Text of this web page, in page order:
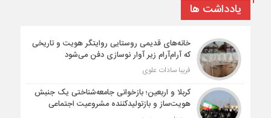
یادداشت ها
خانه‌های قدیمی روستایی روایتگر هویت و تاریخی
که آرام‌آرام زیر آوار نوسازی دفن می‌شود
فریبا سادات علوی
کربلا و اربعین؛ بازخوانی جامعه‌شناختی یک جنبش
هویت‌ساز و بازتولیدکننده مشروعیت اجتماعی